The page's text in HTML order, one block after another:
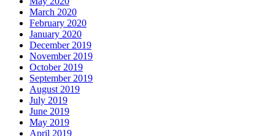
March 2020
February 2020
January 2020
December 2019
November 2019
October 2019
September 2019
August 2019
July 2019
June 2019
May 2019
April 2019